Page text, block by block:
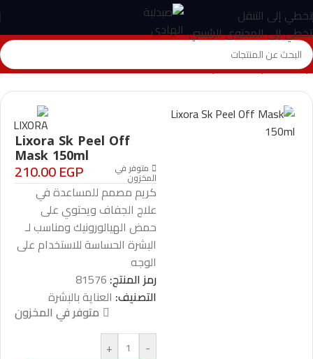
تخطي إلى التنقل
تخطي إلى المحتوى الرئيسي
الرئيسية>المتجر>العناية بالبشرة>
Lixora Sk Peel Off Mask 150ml
Lixora Sk Peel Off
Mask 150ml
متوفر في
المخزون 210.00EGP
كريم مصمم للمساعدة في
علاج الجفاف ويحتوي على
حمض الهيالورونيك ومناسب لـ
البشرة الحساسة للاستخدام على
الوجه
رمز المنتج: 81576
التصنيف: العناية بالبشرة
متوفر في المخزون
-
+